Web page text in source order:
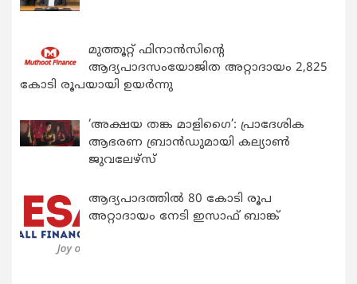
മുത്തൂറ്റ് ഫിനാൻസിന്റെ
ആദ്യപാദസംയോജിത അറ്റാദായം 2,825
കോടി രൂപയായി ഉയർന്നു
‘അക്ഷയ തങ്ക മാളിഗൈ’: പ്രാദേശിക
ആഭരണ ബ്രാന്‍ഡുമായി കല്യാണ്‍
ജുവലേഴ്‌സ്
ആദ്യപാദത്തിൽ 80 കോടി രൂപ
അറ്റാദായം നേടി ഇസാഫ് ബാങ്ക്